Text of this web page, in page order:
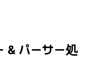
& パーサー処